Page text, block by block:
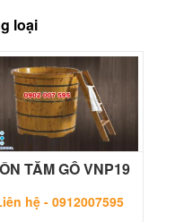
loại
TẮM GỖ VNP19
hệ -0912007595